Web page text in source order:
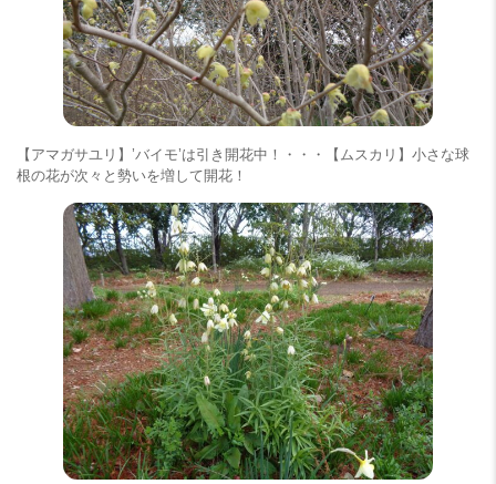
【アマガサユリ】’バイモ’は引き開花中！・・・【ムスカリ】小さな球
根の花が次々と勢いを増して開花！